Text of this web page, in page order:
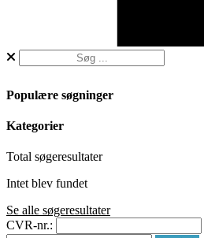
Populære søgninger
Kategorier
Total søgeresultater
Intet blev fundet
Se alle søgeresultater
CVR-nr.: